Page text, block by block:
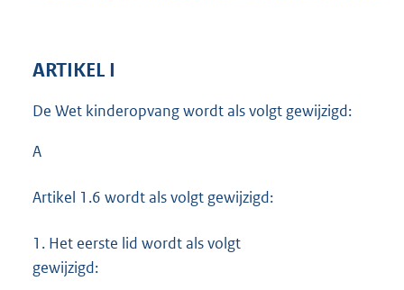
ARTIKEL I
De Wet kinderopvang wordt als volgt gewijzigd:
A
Artikel 1.6 wordt als volgt gewijzigd:
1. Het eerste lid wordt als volgt
gewijzigd: